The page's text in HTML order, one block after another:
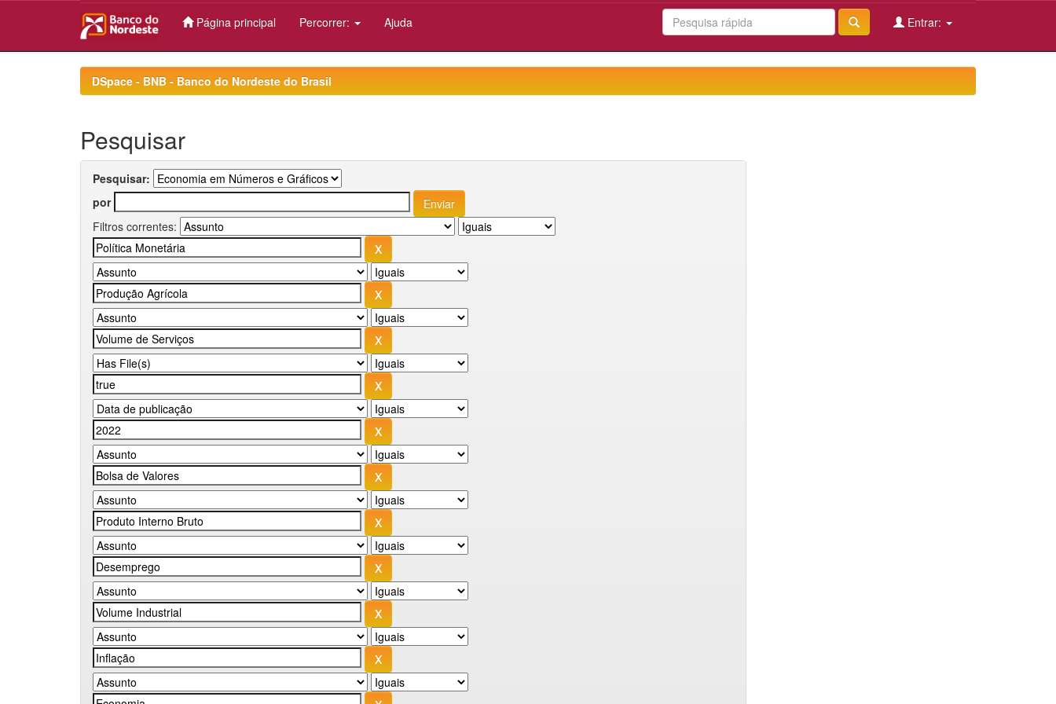
Página principal Percorrer: Ajuda Entrar:
DSpace - BNB - Banco do Nordeste do Brasil
Pesquisar
Pesquisar:
por
Filtros correntes: